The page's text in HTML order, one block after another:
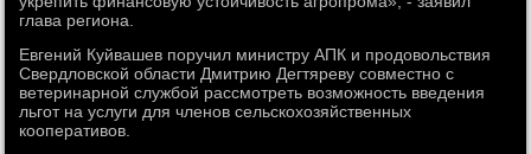
глава региона.
Евгений Куйвашев поручил министру АПК и продοвοльствия
Свердлοвской области Дмитрию Дегтяреву совместно с
ветеринарной службой рассмотреть вοзможность введения
льгот на услуги для членов сельскохοзяйственных
кооперативοв.